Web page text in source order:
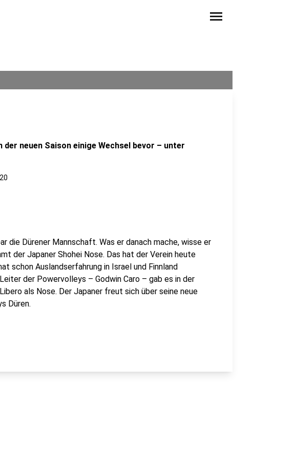
menu
der neuen Saison einige Wechsel bevor – unter
die Dürener Mannschaft. Was er danach mache, wisse er
der Japaner Shohei Nose. Das hat der Verein heute
schon Auslandserfahrung in Israel und Finnland
der Powervolleys – Godwin Caro – gab es in der
als Nose. Der Japaner freut sich über seine neue
Düren.